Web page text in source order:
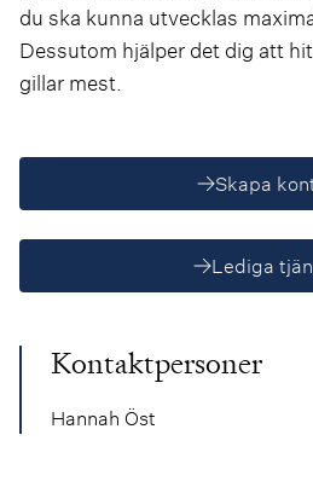
du ska kunna utvecklas
Dessutom hjälper det dig att
gillar mest.
Skapa
Lediga
Kontaktpersoner
Hannah Öst